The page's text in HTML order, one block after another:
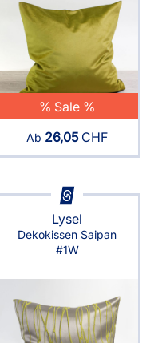
% Sale %
Ab 26,05CHF
Lysel
Dekokissen Saipan
#1W